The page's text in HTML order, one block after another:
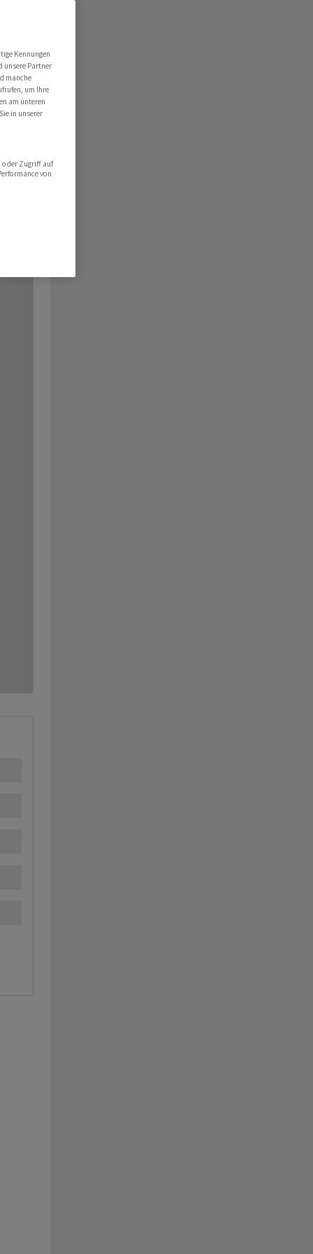
Kennungen
unsere Partner
manche
um Ihre
am unteren
in unserer
oder Zugriff auf
von